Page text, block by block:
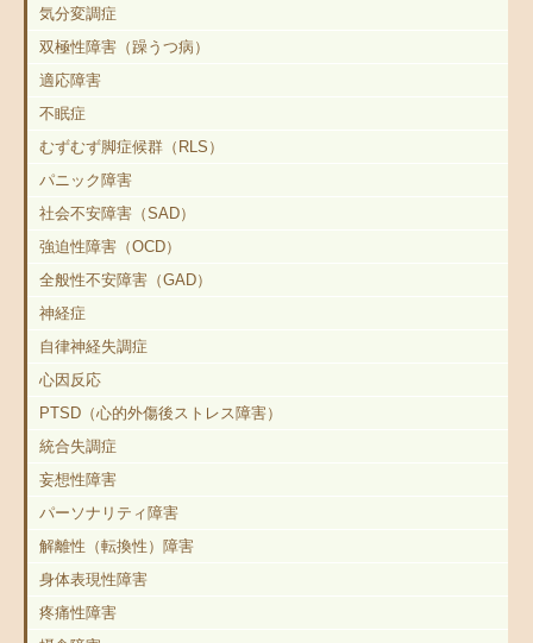
気分変調症
双極性障害（躁うつ病）
適応障害
不眠症
むずむず脚症候群（RLS）
パニック障害
社会不安障害（SAD）
強迫性障害（OCD）
全般性不安障害（GAD）
神経症
自律神経失調症
心因反応
PTSD（心的外傷後ストレス障害）
統合失調症
妄想性障害
パーソナリティ障害
解離性（転換性）障害
身体表現性障害
疼痛性障害